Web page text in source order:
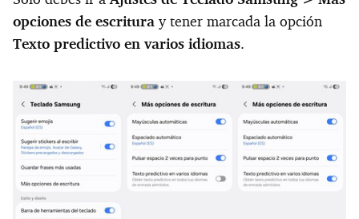
opciones de escritura y tener marcada la opción
Texto predictivo en varios idiomas.